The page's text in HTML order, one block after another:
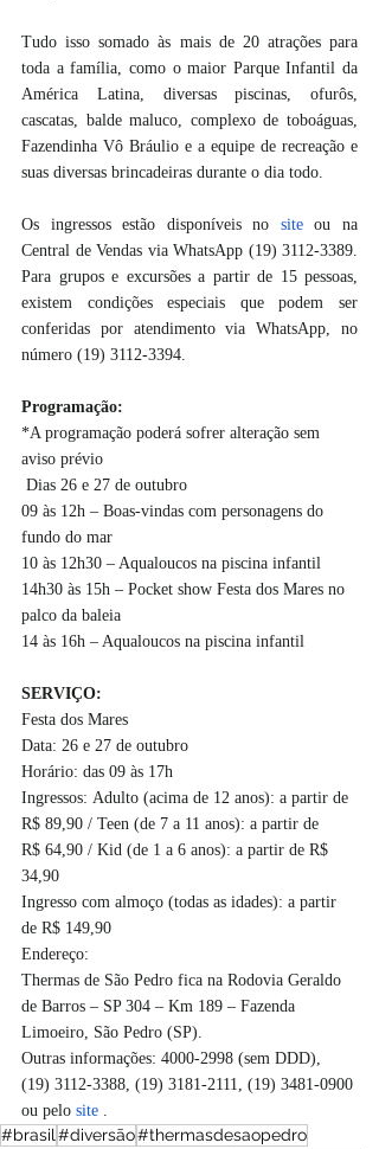
Tudo isso somado às mais de 20 atrações para
toda a família, como o maior Parque Infantil da
América Latina, diversas piscinas, ofurôs,
cascatas, balde maluco, complexo de toboáguas,
Fazendinha Vô Bráulio e a equipe de recreação e
suas diversas brincadeiras durante o dia todo.
Os ingressos estão disponíveis no site ou na
Central de Vendas via WhatsApp (19) 3112-3389.
Para grupos e excursões a partir de 15 pessoas,
existem condições especiais que podem ser
conferidas por atendimento via WhatsApp, no
número (19) 3112-3394.
Programação:
*A programação poderá sofrer alteração sem
aviso prévio
Dias 26 e 27 de outubro
09 às 12h – Boas-vindas com personagens do
fundo do mar
10 às 12h30 – Aqualoucos na piscina infantil
14h30 às 15h – Pocket show Festa dos Mares no
palco da baleia
14 às 16h – Aqualoucos na piscina infantil
SERVIÇO:
Festa dos Mares
Data: 26 e 27 de outubro
Horário: das 09 às 17h
Ingressos: Adulto (acima de 12 anos): a partir de
R$ 89,90 / Teen (de 7 a 11 anos): a partir de
R$ 64,90 / Kid (de 1 a 6 anos): a partir de R$
34,90
Ingresso com almoço (todas as idades): a partir
de R$ 149,90
Endereço:
Thermas de São Pedro fica na Rodovia Geraldo
de Barros – SP 304 – Km 189 – Fazenda
Limoeiro, São Pedro (SP).
Outras informações: 4000-2998 (sem DDD),
(19) 3112-3388, (19) 3181-2111, (19) 3481-0900
ou pelo site
#brasil #diversão#thermasdesaopedro